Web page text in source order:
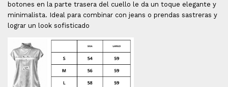
botones en la parte trasera del cuello le da un toque elegante y
minimalista. Ideal para combinar con jeans o prendas sastreras y
lograr un look sofisticado